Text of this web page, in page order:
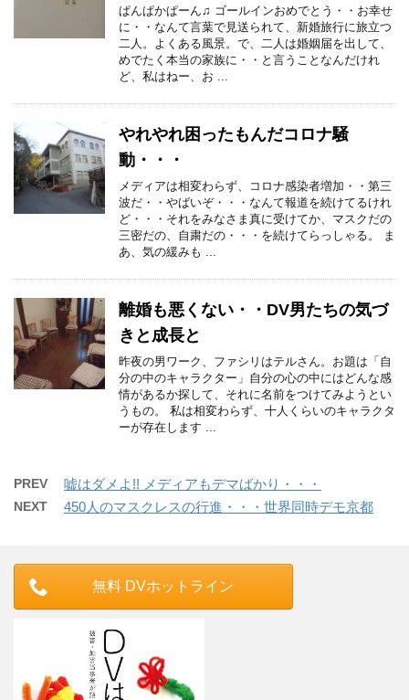
ぱんぱかぱーん♫ ゴールインおめでとう・・お幸せ
に・・なんて言葉で見送られて、新婚旅行に旅立つ
二人。よくある風景。で、二人は婚姻届を出して、
めでたく本当の家族に・・と言うことなんだけれ
ど、私はねー、お ...
やれやれ困ったもんだコロナ騒
動・・・
メディアは相変わらず、コロナ感染者増加・・第三
波だ・・やばいぞ・・・なんて報道を続けてるけれ
ど・・・それをみなさま真に受けてか、マスクだの
三密だの、自粛だの・・・を続けてらっしゃる。 ま
あ、気の緩みも ...
離婚も悪くない・・DV男たちの気づ
きと成長と
昨夜の男ワーク、ファシリはテルさん。お題は「自
分の中のキャラクター」自分の心の中にはどんな感
情があるか探して、それに名前をつけてみようとい
うもの。 私は相変わらず、十人くらいのキャラクタ
ーが存在します ...
PREV 嘘はダメよ!! メディアもデマばかり・・・
NEXT 450人のマスクレスの行進・・・世界同時デモ京都
無料 DVホットライン